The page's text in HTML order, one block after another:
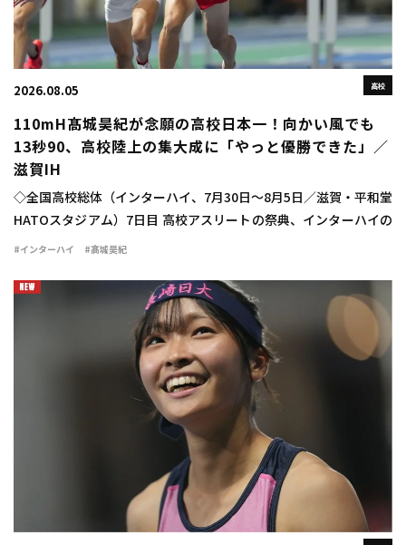
高校
2026.08.05
110mH髙城昊紀が念願の高校日本一！向かい風でも
13秒90、高校陸上の集大成に「やっと優勝できた」／
滋賀IH
◇全国高校総体（インターハイ、7月30日～8月5日／滋賀・平和堂
HATOスタジアム）7日目 高校アスリートの祭典、インターハイの
最終日に男子110mハードル決勝が行われ、髙城昊紀（宮崎西3）
#インターハイ #髙城昊紀